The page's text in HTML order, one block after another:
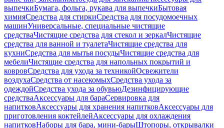
выпечкиБумага, фольга, рукава для выпечкиБытовая
химияСредства для стиркиСредства для посудомоечных
машинУниверсальные, специальные чистящие
средстваЧистящие средства для стекол и зеркалЧистящие
средства для ванной и туалетаЧистящие средства для
кухниСредства для мытья посудыЧистящие средства для
мебелиЧистящие средства для напольных покрытий и
ковровСредства для ухода за техникойОсвежители
воздухаСредства от насекомыхСредства ухода за
одеждойСредства ухода за обувьюДезинфицирующие
средстваАксессуары для бараСервировка для
напитковАксессуары для хранения напитковАксессуары для
приготовления коктейлейАксессуары для охлаждения
напитковНаборы для бара, мини-барыШтопоры, открывалки